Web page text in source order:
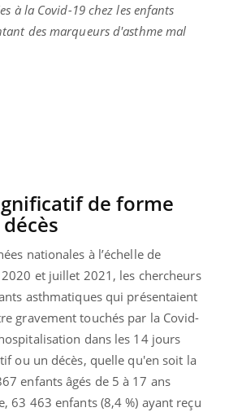
à la Covid-19 chez les enfants
des marqueurs d'asthme mal
de forme
nationales à l’échelle de
2020 et juillet 2021, les chercheurs
asthmatiques qui présentaient
gravement touchés par la Covid-
dans les 14 jours
ou un décès, quelle qu'en soit la
enfants âgés de 5 à 17 ans
63 463 enfants (8,4 %) ayant reçu